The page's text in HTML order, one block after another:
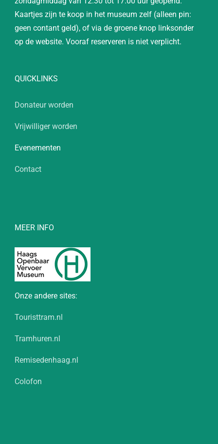
Kaartjes zijn te koop in het museum zelf (alleen pin:
geen contant geld), of via de groene knop linksonder
op de website. Vooraf reserveren is niet verplicht.
QUICKLINKS
Donateur worden
Vrijwilliger worden
Evenementen
Contact
MEER INFO
Onze andere sites:
Touristtram.nl
Tramhuren.nl
Remisedenhaag.nl
Colofon